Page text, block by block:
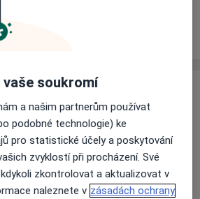
a cenách nejsou k dispozici
nepřidával žádné informace o
svých službách.
vaše soukromí
a našim partnerům používat
podobné technologie) ke
pro statistické účely a poskytování
zvyklostí při procházení. Své
zkontrolovat a aktualizovat v
naleznete v zásadách ochrany